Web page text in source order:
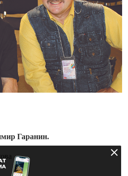
Гаранин.